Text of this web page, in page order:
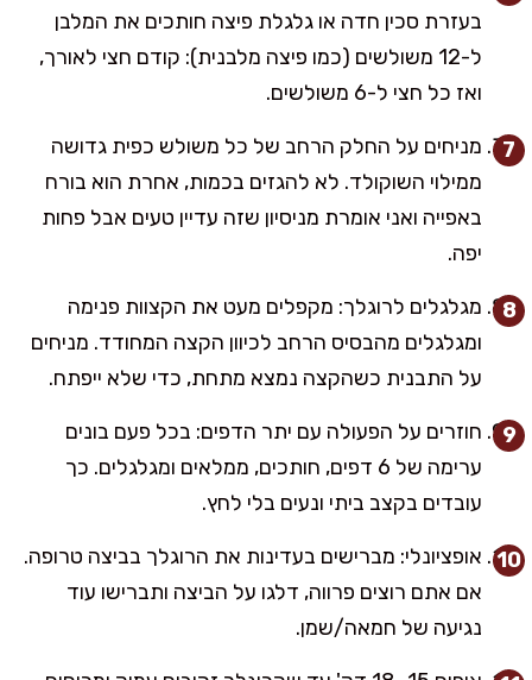
בעזרת סכין חדה או גלגלת פיצה חותכים את המלבן
ל-12 משולשים (כמו פיצה מלבנית): קודם חצי לאורך,
ואז כל חצי ל-6 משולשים.
מניחים על החלק הרחב של כל משולש כפית גדושה
ממילוי השוקולד. לא להגזים בכמות, אחרת הוא בורח
באפייה ואני אומרת מניסיון שזה עדיין טעים אבל פחות
יפה.
מגלגלים לרוגלך: מקפלים מעט את הקצוות פנימה
ומגלגלים מהבסיס הרחב לכיוון הקצה המחודד. מניחים
על התבנית כשהקצה נמצא מתחת, כדי שלא ייפתח.
חוזרים על הפעולה עם יתר הדפים: בכל פעם בונים
ערימה של 6 דפים, חותכים, ממלאים ומגלגלים. כך
עובדים בקצב ביתי ונעים בלי לחץ.
אופציונלי: מברישים בעדינות את הרוגלך בביצה טרופה.
אם אתם רוצים פרווה, דלגו על הביצה ותברישו עוד
נגיעה של חמאה/שמן.